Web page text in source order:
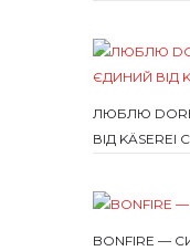
ЛЮБЛЮ
ВІД KÄSEREI
BONFIRE —